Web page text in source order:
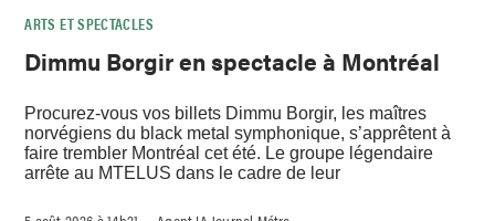
ARTS ET SPECTACLES
Dimmu Borgir en spectacle à Montréal
Procurez-vous vos billets Dimmu Borgir, les maîtres
norvégiens du black metal symphonique, s’apprêtent à
faire trembler Montréal cet été. Le groupe légendaire
arrête au MTELUS dans le cadre de leur